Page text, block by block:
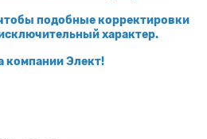
подобные корректировки
характер.
компании Элект!